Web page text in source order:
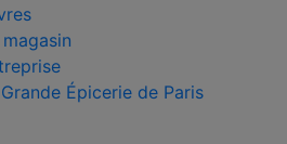
Épicerie de Paris